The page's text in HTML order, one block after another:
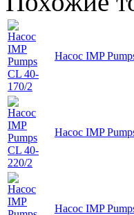
Насос IMP
Насос IMP
Насос IMP